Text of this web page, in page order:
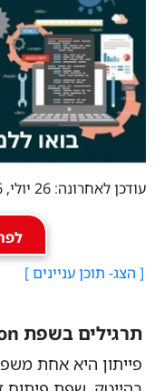
עודכן לאחרונה: 26 יולי, 2026
תרגילים בשפת Python
פייתון היא אחת